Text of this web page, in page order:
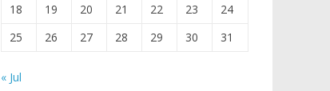
18
19 20 21 22 23
24
25
26 27 28 29 30 31
« Jul